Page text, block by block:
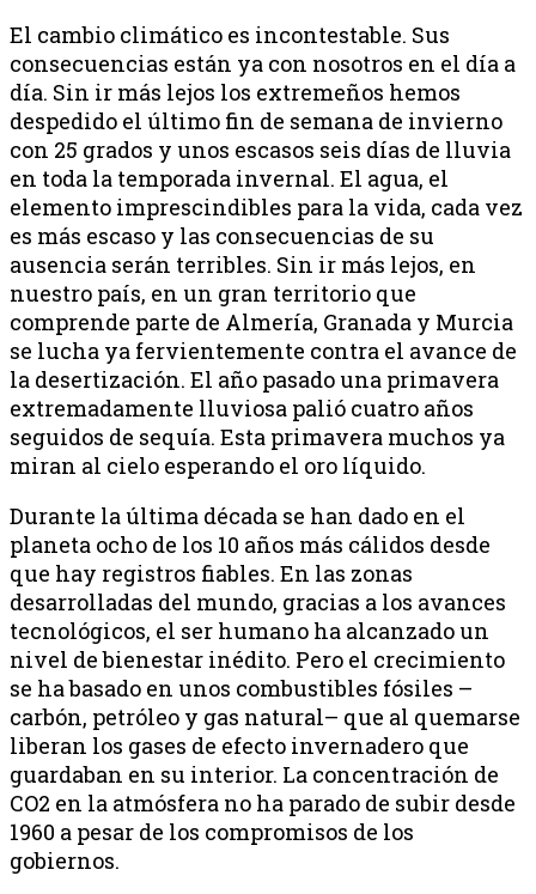
El cambio climático es incontestable. Sus
consecuencias están ya con nosotros en el día a
día. Sin ir más lejos los extremeños hemos
despedido el último fin de semana de invierno
con 25 grados y unos escasos seis días de lluvia
en toda la temporada invernal. El agua, el
elemento imprescindibles para la vida, cada vez
es más escaso y las consecuencias de su
ausencia serán terribles. Sin ir más lejos, en
nuestro país, en un gran territorio que
comprende parte de Almería, Granada y Murcia
se lucha ya fervientemente contra el avance de
la desertización. El año pasado una primavera
extremadamente lluviosa palió cuatro años
seguidos de sequía. Esta primavera muchos ya
miran al cielo esperando el oro líquido.
Durante la última década se han dado en el
planeta ocho de los 10 años más cálidos desde
que hay registros fiables. En las zonas
desarrolladas del mundo, gracias a los avances
tecnológicos, el ser humano ha alcanzado un
nivel de bienestar inédito. Pero el crecimiento
se ha basado en unos combustibles fósiles –
carbón, petróleo y gas natural– que al quemarse
liberan los gases de efecto invernadero que
guardaban en su interior. La concentración de
CO2 en la atmósfera no ha parado de subir desde
1960 a pesar de los compromisos de los
gobiernos.